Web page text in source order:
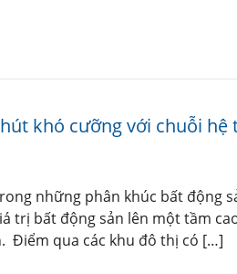
khó cưỡng với chuỗi hệ
những phân khúc bất động
trị bất động sản lên một tầm
Điểm qua các khu đô thị có […]